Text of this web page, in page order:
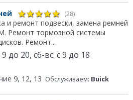
(28)
и ремонт подвески, замена ремней
Ремонт тормозной системы
Ремонт...
до 20, сб-вс: с 9 до 18
9, 12, 13 Обслуживаем: Buick